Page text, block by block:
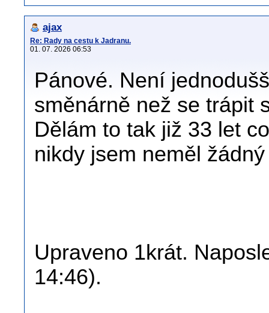
ajax
Re: Rady na cestu k Jadranu.
01. 07. 2026 06:53
Pánové. Není
směnárně než se trápit
Dělám to tak již 33 let
nikdy jsem neměl
Upraveno 1krát.
14:46).